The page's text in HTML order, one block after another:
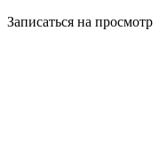
Записаться на просмотр